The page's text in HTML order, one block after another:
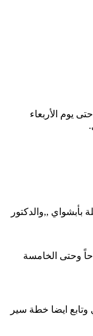
يوم الأربعاء
بأبشواي ,,والدكتور
صباحاً وحتى الخامسة
ايضا خطة سير